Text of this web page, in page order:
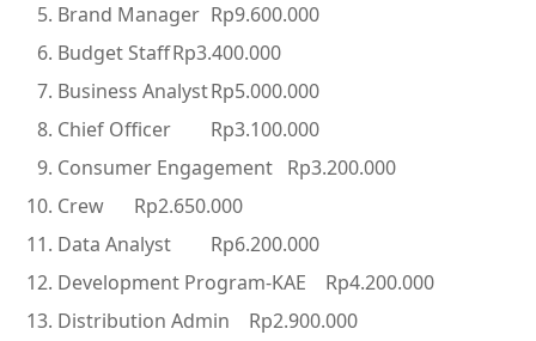
Brand Manager Rp9.600.000
Budget StaffRp3.400.000
Business AnalystRp5.000.000
Chief Officer
Rp3.100.000
Consumer Engagement Rp3.200.000
Crew
Rp2.650.000
Data Analyst
Rp6.200.000
Development Program-KAE
Rp4.200.000
Distribution Admin
Rp2.900.000